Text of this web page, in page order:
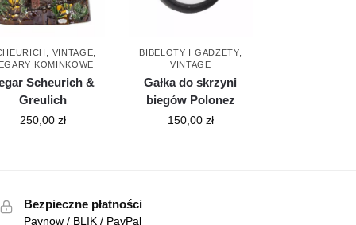
VINTAGE
KOMINKOWE
Scheurich &
Greulich
250,00zł
BIBELOTY I GADŻETY,
VINTAGE
Gałka do skrzyni
biegów Polonez
150,00 zł
Bezpieczne płatności
Paynow / BLIK / PayPal